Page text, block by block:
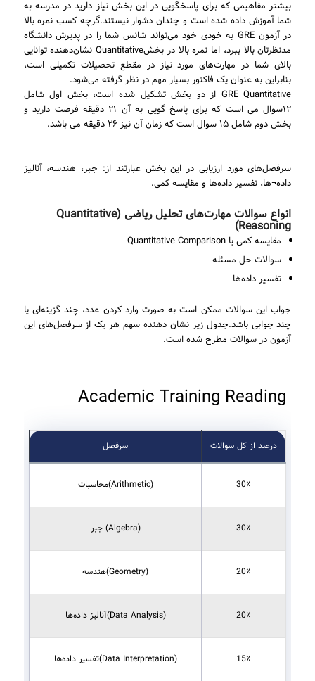
بیشتر مفاهیمی که برای پاسخگویی در این بخش نیاز دارید در مدرسه به
شما آموزش داده شده است و چندان دشوار نیستند.گرچه کسب نمره بالا
در آزمون GRE به خودی خود می‌تواند شانس شما را در پذیرش دانشگاه
مدنظرتان بالا ببرد، اما نمره بالا در بخشQuantitative نشان‌دهنده توانایی
بالای شما در مهارت‌های مورد نیاز در مقطع تحصیلات تکمیلی است،
بنابراین به عنوان یک فاکتور بسیار مهم در نظر گرفته می‌شود.
GRE Quantitative از دو بخش تشکیل شده است، بخش اول شامل
۱۲سوال می است که برای پاسخ گویی به آن ۲۱ دقیقه فرصت دارید و
بخش دوم شامل ۱۵ سوال است که زمان آن نیز ۲۶ دقیقه می باشد.
سرفصل‌های مورد ارزیابی در این بخش عبارتند از: جبر، هندسه، آنالیز
داده¬ها، تفسیر داده‌ها و مقایسه کمی.
انواع سوالات مهارت‌های تحلیل ریاضی (Quantitative
Reasoning)
مقایسه کمی یا Quantitative Comparison
سوالات حل مسئله
تفسیر داده‌ها
جواب این سوالات ممکن است به صورت وارد کردن عدد، چند گزینه‌ای یا
چند جوابی باشد.جدول زیر نشان دهنده سهم هر یک از سرفصل‌های این
آزمون در سوالات مطرح شده است.
Academic Training Reading
درصد از کل سوالات سرفصل
30٪ (Arithmetic)محاسبات
30٪ (Algebra) جبر
20٪ (Geometry)هندسه
20٪ (Data Analysis)آنالیز داده­‌ها
15٪ (Data Interpretation)تفسیر داده‌­ها